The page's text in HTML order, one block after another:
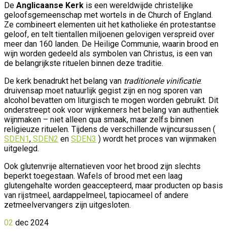
De Anglicaanse Kerk is een wereldwijde christelijke
geloofsgemeenschap met wortels in de Church of England.
Ze combineert elementen uit het katholieke én protestantse
geloof, en telt tientallen miljoenen gelovigen verspreid over
meer dan 160 landen. De Heilige Communie, waarin brood en
wijn worden gedeeld als symbolen van Christus, is een van
de belangrijkste rituelen binnen deze traditie.
De kerk benadrukt het belang van traditionele vinificatie:
druivensap moet natuurlijk gegist zijn en nog sporen van
alcohol bevatten om liturgisch te mogen worden gebruikt. Dit
onderstreept ook voor wijnkenners het belang van authentiek
wijnmaken – niet alleen qua smaak, maar zelfs binnen
religieuze rituelen. Tijdens de verschillende wijncursussen (
SDEN1, SDEN2 en SDEN3 ) wordt het proces van wijnmaken
uitgelegd.
Ook glutenvrije alternatieven voor het brood zijn slechts
beperkt toegestaan. Wafels of brood met een laag
glutengehalte worden geaccepteerd, maar producten op basis
van rijstmeel, aardappelmeel, tapiocameel of andere
zetmeelvervangers zijn uitgesloten.
02 dec 2024